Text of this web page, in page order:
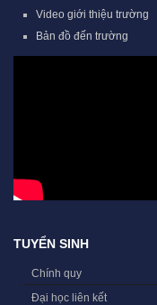
Video giới thiệu trường
Bản đồ đến trường
TUYỂN SINH
Chính quy
Đại học liên kết